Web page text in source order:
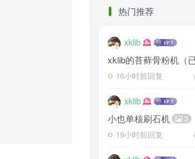
热门推荐
xklib
xklib的苔藓骨粉机（
16小时前回复
xklib
小也单核刷石机 3
19小时前回复